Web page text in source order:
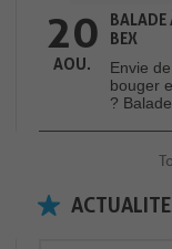
20
AOU.
BALADE
BEX
Envie
bouger
?